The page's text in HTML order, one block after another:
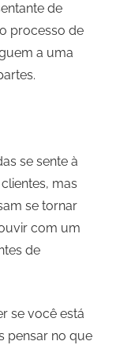
de
processo de
a uma
se sente à
mas
se tornar
com um
de
se você está
pensar no que